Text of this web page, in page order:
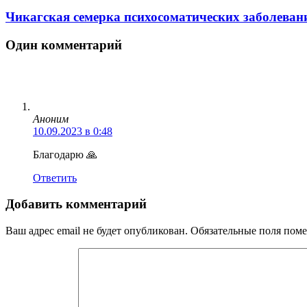
Чикагская семерка психосоматических
Один комментарий
Аноним
10.09.2023 в 0:48
Благодарю 🙏
Ответить
Добавить комментарий
Ваш адрес email не будет опубликован. Обязательные поля